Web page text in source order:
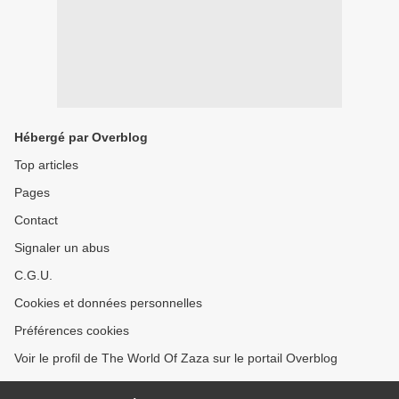
Hébergé par Overblog
Top articles
Pages
Contact
Signaler un abus
C.G.U.
Cookies et données personnelles
Préférences cookies
Voir le profil de The World Of Zaza sur le portail Overblog